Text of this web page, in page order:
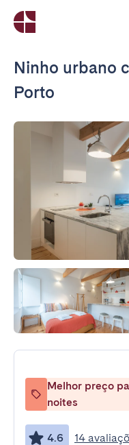
Ninho urbano
Porto
Melhor preço
noites
4.6 14